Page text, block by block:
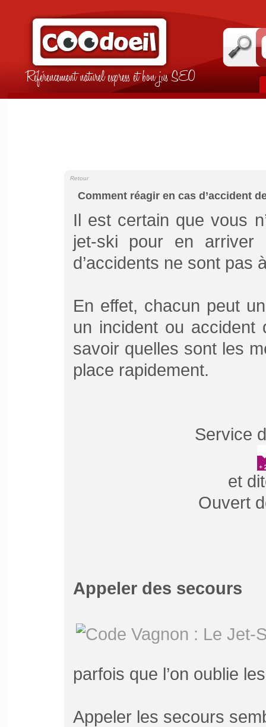
Référencement naturel express et bon jus SEO
Comment réagir en cas d’accident
Retour
Il est certain que vous
jet-ski pour en arriver
d’accidents ne sont pas
En effet, chacun peut
un incident ou
savoir quelles sont les
place rapidement.
Service
et
Ouvert
Appeler des secours
parfois que l’on oublie
Appeler les secours